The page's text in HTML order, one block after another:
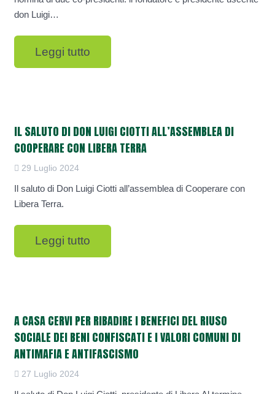
don Luigi…
Leggi tutto
IL SALUTO DI DON LUIGI CIOTTI ALL’ASSEMBLEA DI
COOPERARE CON LIBERA TERRA
29 Luglio 2024
Il saluto di Don Luigi Ciotti all’assemblea di Cooperare con
Libera Terra.
Leggi tutto
A CASA CERVI PER RIBADIRE I BENEFICI DEL RIUSO
SOCIALE DEI BENI CONFISCATI E I VALORI COMUNI DI
ANTIMAFIA E ANTIFASCISMO
27 Luglio 2024